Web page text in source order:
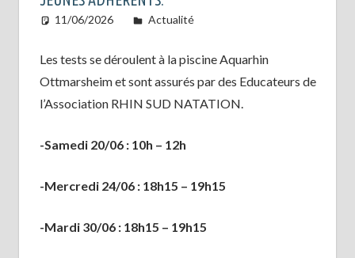
11/06/2026 Actualité
Les tests se déroulent à la piscine Aquarhin
Ottmarsheim et sont assurés par des Educateurs de
l’Association RHIN SUD NATATION.
-Samedi 20/06 : 10h – 12h
-Mercredi 24/06 : 18h15 – 19h15
-Mardi 30/06 : 18h15 – 19h15